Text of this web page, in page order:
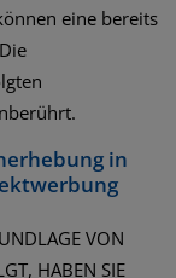
eine bereits
in
VON
HABEN SIE